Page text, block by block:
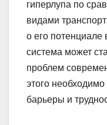
гиперлупа по
видами
о его
система может
проблем
этого
барьеры и